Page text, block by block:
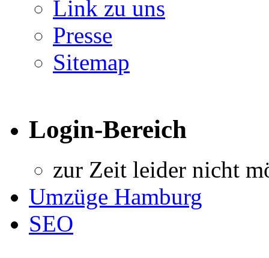
Link zu uns
Presse
Sitemap
Login-Bereich
zur Zeit leider nicht
Umzüge Hamburg
SEO